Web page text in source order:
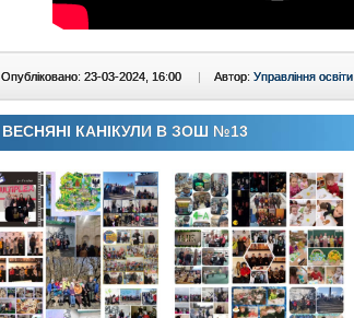
Опубліковано: 23-03-2024, 16:00 | Автор: Управління освіти
ВЕСНЯНІ КАНІКУЛИ В ЗОШ №13